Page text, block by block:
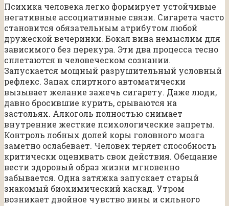
Психика человека легко формирует устойчивые
негативные ассоциативные связи. Сигарета часто
становится обязательным атрибутом любой
дружеской вечеринки. Бокал вина немыслим для
зависимого без перекура. Эти два процесса тесно
сплетаются в человеческом сознании.
Запускается мощный разрушительный условный
рефлекс. Запах спиртного автоматически
вызывает желание зажечь сигарету. Даже люди,
давно бросившие курить, срываются на
застольях. Алкоголь полностью снимает
внутренние жесткие психологические запреты.
Контроль лобных долей коры головного мозга
заметно ослабевает. Человек теряет способность
критически оценивать свои действия. Обещание
вести здоровый образ жизни мгновенно
забывается. Одна затяжка запускает старый
знакомый биохимический каскад. Утром
возникает двойное чувство вины и сильного